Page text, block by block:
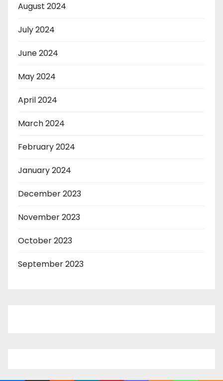
August 2024
July 2024
June 2024
May 2024
April 2024
March 2024
February 2024
January 2024
December 2023
November 2023
October 2023
September 2023